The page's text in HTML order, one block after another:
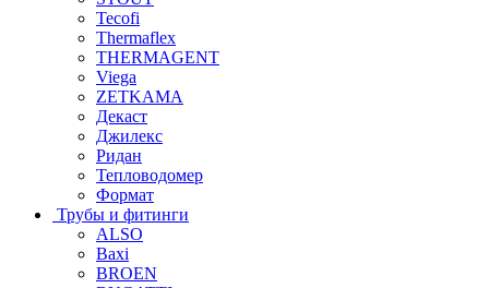
Tecofi
Thermaflex
THERMAGENT
Viega
ZETKAMA
Декаст
Джилекс
Ридан
Тепловодомер
Формат
Трубы и фитинги
ALSO
Baxi
BROEN